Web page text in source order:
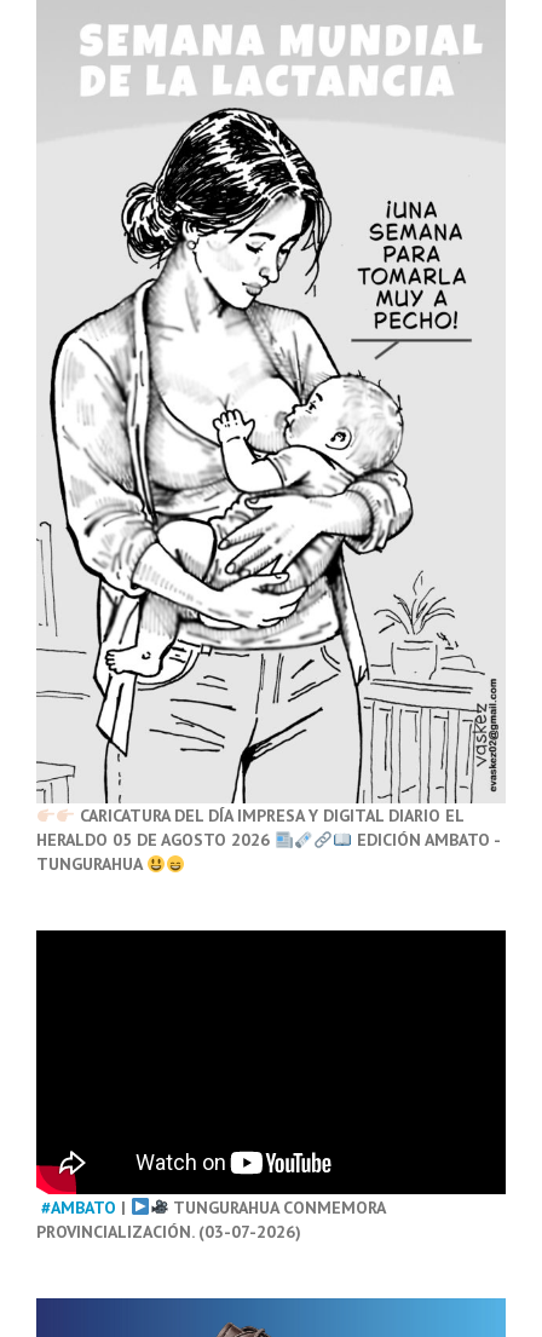
CARICATURA DEL DÍA IMPRESA Y DIGITAL DIARIO EL
HERALDO 05 DE AGOSTO 2026
EDICIÓN AMBATO -
TUNGURAHUA
#AMBATO |
TUNGURAHUA CONMEMORA
PROVINCIALIZACIÓN. (03-07-2026)